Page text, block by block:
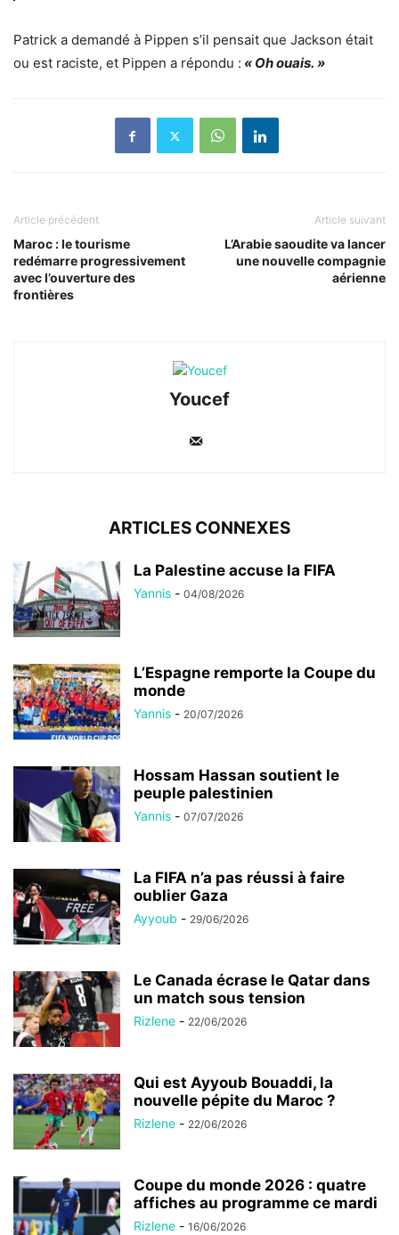
Patrick a demandé à Pippen s’il pensait que Jackson était
ou est raciste, et Pippen a répondu : « Oh ouais. »
Article précédent
Maroc : le tourisme
redémarre progressivement
avec l’ouverture des
frontières
Article suivant
L’Arabie saoudite va lancer
une nouvelle compagnie
aérienne
Youcef
ARTICLES CONNEXES
La Palestine accuse la FIFA
Yannis - 04/08/2026
L’Espagne remporte la Coupe du
monde
Yannis - 20/07/2026
Hossam Hassan soutient le
peuple palestinien
Yannis - 07/07/2026
La FIFA n’a pas réussi à faire
oublier Gaza
Ayyoub - 29/06/2026
Le Canada écrase le Qatar dans
un match sous tension
Rizlene - 22/06/2026
Qui est Ayyoub Bouaddi, la
nouvelle pépite du Maroc ?
Rizlene - 22/06/2026
Coupe du monde 2026 : quatre
affiches au programme ce mardi
Rizlene - 16/06/2026